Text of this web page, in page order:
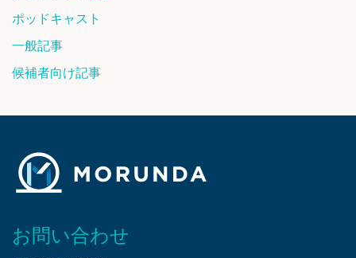
ポッドキャスト
一般記事
候補者向け記事
お問い合わせ